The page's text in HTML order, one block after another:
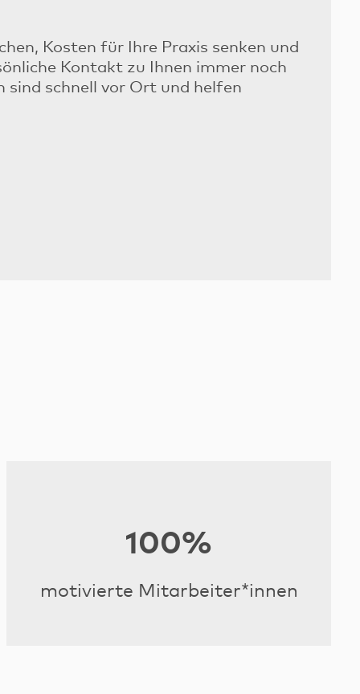
Kosten für Ihre Praxis senken und
Kontakt zu Ihnen immer noch
schnell vor Ort und helfen
100%
motivierte Mitarbeiter*innen